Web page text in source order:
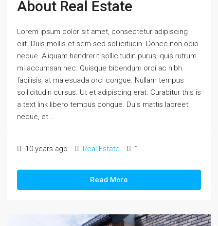
About Real Estate
Lorem ipsum dolor sit amet, consectetur adipiscing
elit. Duis mollis et sem sed sollicitudin. Donec non odio
neque. Aliquam hendrerit sollicitudin purus, quis rutrum
mi accumsan nec. Quisque bibendum orci ac nibh
facilisis, at malesuada orci congue. Nullam tempus
sollicitudin cursus. Ut et adipiscing erat. Curabitur this is
a text link libero tempus congue. Duis mattis laoreet
neque, et...
10 years ago Real Estate 1
Read More